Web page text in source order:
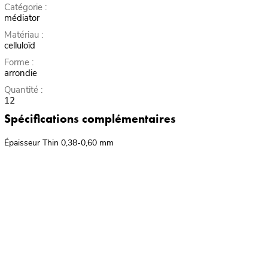
Catégorie :
médiator
Matériau :
celluloïd
Forme :
arrondie
Quantité :
12
Spécifications complémentaires
Épaisseur Thin 0,38-0,60 mm